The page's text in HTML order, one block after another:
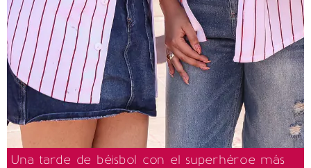
Una tarde de béisbol con el superhéroe más